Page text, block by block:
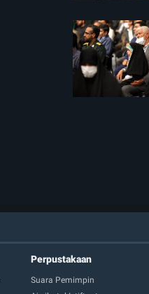
Perpustakaan
Suara Pemimpin